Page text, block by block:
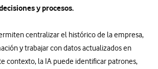
y procesos.
centralizar el histórico de la empresa,
y trabajar con datos actualizados en
contexto, la IA puede identificar patrones,